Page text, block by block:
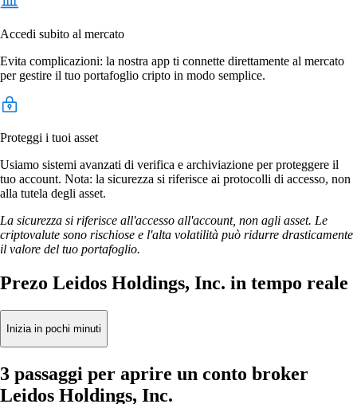
Accedi subito al mercato
Evita complicazioni: la nostra app ti connette direttamente al mercato
per gestire il tuo portafoglio cripto in modo semplice.
Proteggi i tuoi asset
Usiamo sistemi avanzati di verifica e archiviazione per proteggere il
tuo account. Nota: la sicurezza si riferisce ai protocolli di accesso, non
alla tutela degli asset.
La sicurezza si riferisce all'accesso all'account, non agli asset. Le
criptovalute sono rischiose e l'alta volatilità può ridurre drasticamente
il valore del tuo portafoglio.
Prezo Leidos Holdings, Inc. in tempo reale
Inizia in pochi minuti
3 passaggi per aprire un conto broker
Leidos Holdings, Inc.